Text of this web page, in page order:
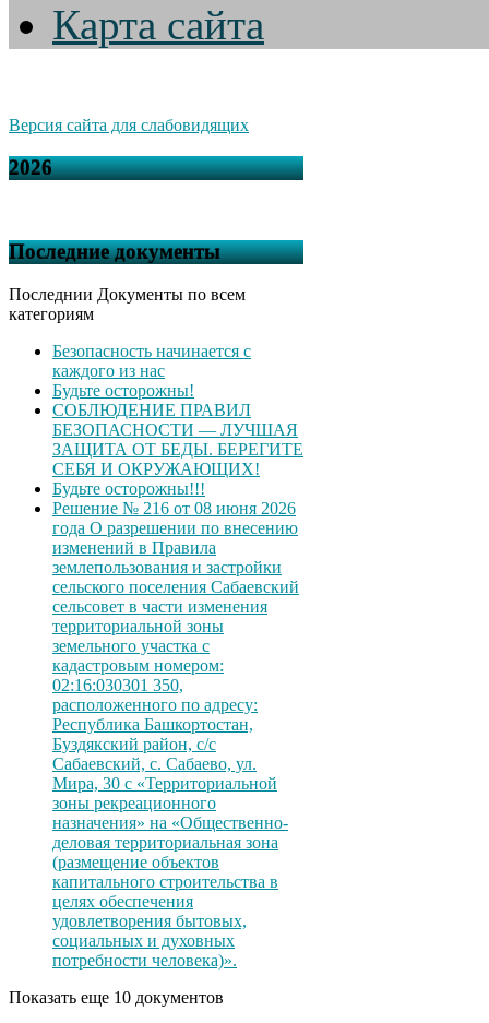
Карта сайта
Версия сайта для слабовидящих
2026
Последние документы
Последнии Документы по всем
категориям
Безопасность начинается с
каждого из нас
Будьте осторожны!
СОБЛЮДЕНИЕ ПРАВИЛ
БЕЗОПАСНОСТИ — ЛУЧШАЯ
ЗАЩИТА ОТ БЕДЫ. БЕРЕГИТЕ
СЕБЯ И ОКРУЖАЮЩИХ!
Будьте осторожны!!!
Решение № 216 от 08 июня 2026
года О разрешении по внесению
изменений в Правила
землепользования и застройки
сельского поселения Сабаевский
сельсовет в части изменения
территориальной зоны
земельного участка с
кадастровым номером:
02:16:030301 350,
расположенного по адресу:
Республика Башкортостан,
Буздякский район, с/с
Сабаевский, с. Сабаево, ул.
Мира, 30 с «Территориальной
зоны рекреационного
назначения» на «Общественно-
деловая территориальная зона
(размещение объектов
капитального строительства в
целях обеспечения
удовлетворения бытовых,
социальных и духовных
потребности человека)».
Показать еще 10 документов